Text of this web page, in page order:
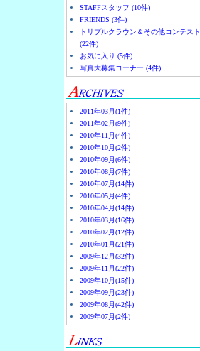
STAFFスタッフ (10件)
FRIENDS (3件)
トリプルクラウン＆その他コンテスト
(22件)
お気に入り (5件)
写真大募集コーナー (4件)
2011年03月(1件)
2011年02月(9件)
2010年11月(4件)
2010年10月(2件)
2010年09月(6件)
2010年08月(7件)
2010年07月(14件)
2010年05月(4件)
2010年04月(14件)
2010年03月(16件)
2010年02月(12件)
2010年01月(21件)
2009年12月(32件)
2009年11月(22件)
2009年10月(15件)
2009年09月(23件)
2009年08月(42件)
2009年07月(2件)